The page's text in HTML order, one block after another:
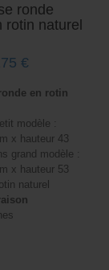
ronde
rotin naturel
€
en rotin
modèle :
x hauteur 43
grand modèle :
x hauteur 53
naturel